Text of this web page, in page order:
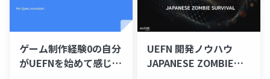
ゲーム制作経験0の自分
がUEFNを始めて感じた
UEFN 開発ノウハウ
JAPANESE ZOMBIE